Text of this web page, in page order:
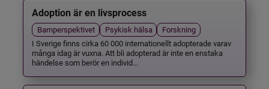
Adoption är en livsprocess
Barnperspektivet Psykisk hälsa
Forskning
I Sverige finns cirka 60 000 internationellt adopterade varav
många idag är vuxna. Att bli adopterad är inte en enstaka
händelse som berör en individ...